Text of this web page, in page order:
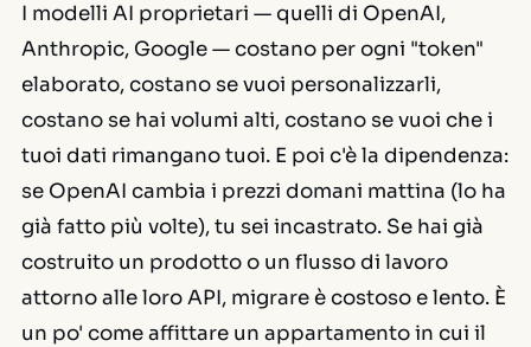
I modelli AI proprietari — quelli di OpenAI,
Anthropic, Google — costano per ogni "token"
elaborato, costano se vuoi personalizzarli,
costano se hai volumi alti, costano se vuoi che i
tuoi dati rimangano tuoi. E poi c'è la dipendenza:
se OpenAI cambia i prezzi domani mattina (lo ha
già fatto più volte), tu sei incastrato. Se hai già
costruito un prodotto o un flusso di lavoro
attorno alle loro API, migrare è costoso e lento. È
un po' come affittare un appartamento in cui il